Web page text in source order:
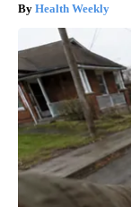
Health Weekly